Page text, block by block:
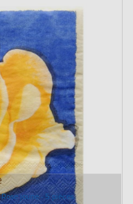
jaune - 5 pièces